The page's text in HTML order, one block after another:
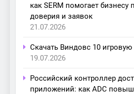
как SERM помогает бизнесу
доверия и заявок
21.07.2026
Скачать Виндовс 10 игровую
19.07.2026
Российский контроллер
приложений: как ADC